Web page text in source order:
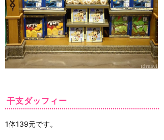
干支ダッフィー
1体139元です。